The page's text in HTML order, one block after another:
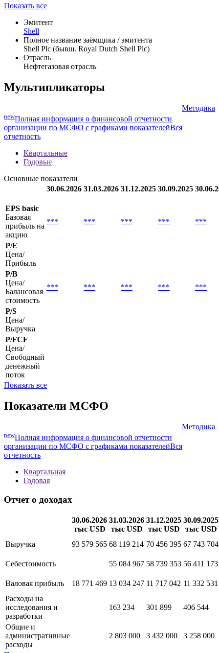
Показать все
Эмитент
Shell
Полное название заёмщика / эмитента
Shell Plc (бывш. Royal Dutch Shell Plc)
Отрасль
Нефтегазовая отрасль
Мультипликаторы
Методика
newПолная информация о финансовой отчетности
организации по МСФО с графиками показателейВся
отчетность
Квартальные
Годовые
Основные показатели
30.06.2026 31.03.2026 31.12.2025 30.09.2025
EPS basic
Базовая
прибыль на
акцию
*** *** *** *** ***
P/E
Цена/
Прибыль
P/B
Цена/
Балансовая
стоимость
*** *** *** *** ***
P/S
Цена/
Выручка
P/FCF
Цена/
Свободный
денежный
поток
Показать все
Показатели МСФО
Методика
newПолная информация о финансовой отчетности
организации по МСФО с графиками показателейВся
отчетность
Квартальная
Годовая
Отчет о доходах
30.06.2026
тыс USD
31.03.2026
тыс USD
31.12.2025
тыс USD
30.09.2025
тыс USD
Выручка
93 579 565 68 119 214 70 456 395 67 743 704
Себестоимость 55 084 967 58 739 353 56 411 173
Валовая прибыль 18 771 469 13 034 247 11 717 042 11 332 531
Расходы на
исследования и
разработки
163 234 301 899 406 544
Общие и
административные
расходы
2 803 000 3 432 000 3 258 000